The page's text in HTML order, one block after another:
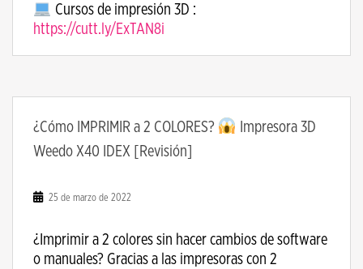
Cursos de impresión 3D :
https://cutt.ly/ExTAN8i
¿Cómo IMPRIMIR a 2 COLORES?
Impresora 3D
Weedo X40 IDEX [Revisión]
25 de marzo de 2022
¿Imprimir a 2 colores sin hacer cambios de software
o manuales? Gracias a las impresoras con 2